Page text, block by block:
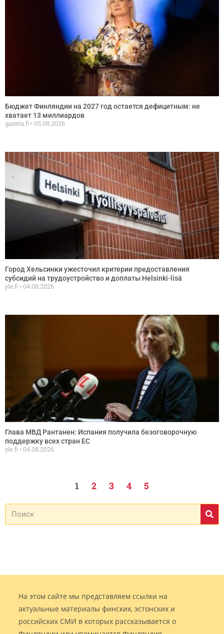
Бюджет Финляндии на 2027 год остается дефицитным: не
хватает 13 миллиардов
gazeta.fi 05.08.2026
Город Хельсинки ужесточил критерии предоставления
субсидий на трудоустройство и доплаты Helsinki-lisä
yle.fi 04.08.2026
Глава МВД Рантанен: Испания получила безоговорочную
поддержку всех стран ЕС
yle.fi 04.08.2026
1 2 3 4 5
На этом сайте мы представляем ссылки на
актуальные материалы финских, эстонских и
российских СМИ в которых рассказывается о